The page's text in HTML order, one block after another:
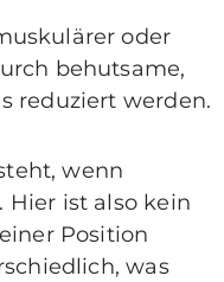
oder
behutsame,
reduziert werden.
wenn
Hier ist also kein
Position
was